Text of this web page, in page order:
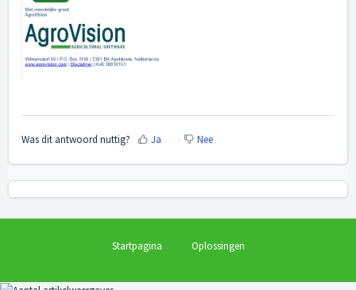
Was dit antwoord nuttig? Ja Nee
Startpagina Oplossingen